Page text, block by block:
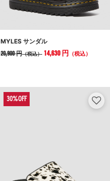
MYLES サンダル
20,900 円（税込） 14,630 円 （税込）